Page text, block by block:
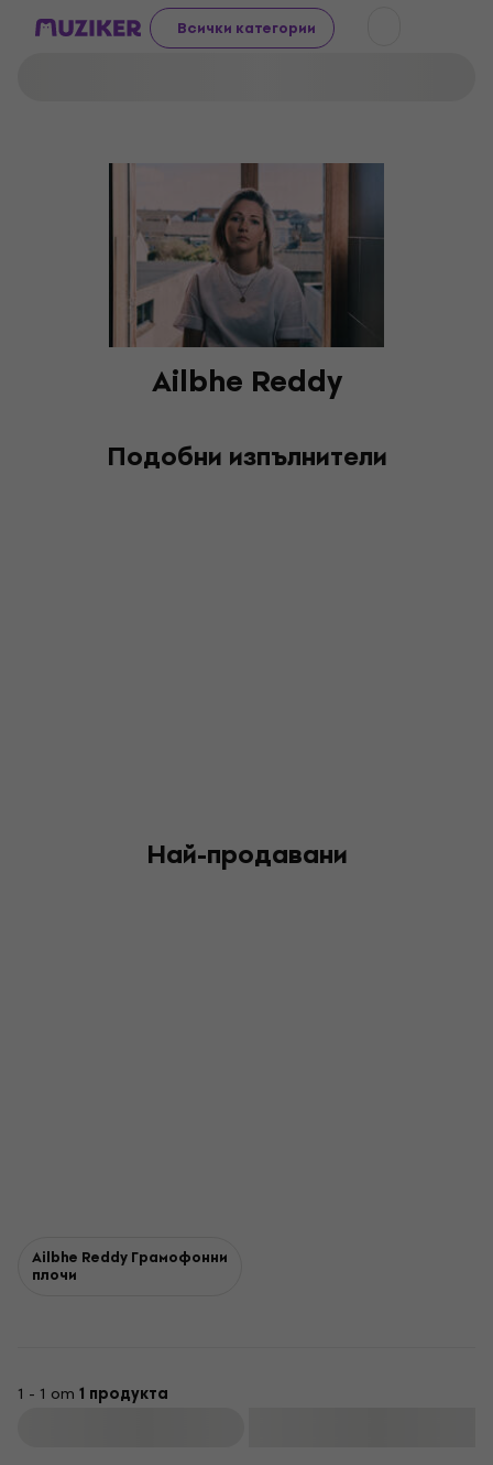
Всички категории
Ailbhe Reddy
Подобни изпълнители
Най-продавани
Ailbhe Reddy Грамофонни
плочи
1 - 1 от 1 продукта